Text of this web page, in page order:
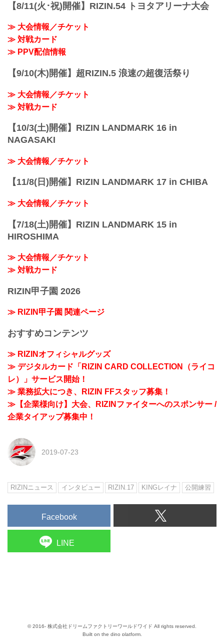
【8/11(火･祝)開催】RIZIN.54 トヨタアリーナ大会
≫ 大会情報／チケット
≫ 対戦カード
≫ PPV配信情報
【9/10(木)開催】超RIZIN.5 浪速の超復活祭り
≫ 大会情報／チケット
≫ 対戦カード
【10/3(土)開催】RIZIN LANDMARK 16 in
NAGASAKI
≫ 大会情報／チケット
【11/8(日)開催】RIZIN LANDMARK 17 in CHIBA
≫ 大会情報／チケット
【7/18(土)開催】RIZIN LANDMARK 15 in
HIROSHIMA
≫ 大会情報／チケット
≫ 対戦カード
RIZIN甲子園 2026
≫ RIZIN甲子園 関連ページ
おすすめコンテンツ
≫ RIZINオフィシャルグッズ
≫ デジタルカード「RIZIN CARD COLLECTION（ライコ
レ）」サービス開始！
≫ 業務拡大につき、RIZIN FFスタッフ募集！
≫【企業様向け】大会、RIZINファイターへのスポンサー /
企業タイアップ募集中！
2019-07-23
RIZINニュース インタビュー RIZIN.17 KINGレイナ 公開練習
Facebook
LINE
© 2016- 株式会社ドリームファクトリーワールドワイド All rights reserved.
Built on the dino platform.